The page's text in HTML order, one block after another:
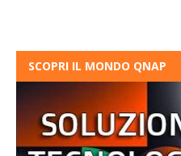
SCOPRI IL MONDO QNAP